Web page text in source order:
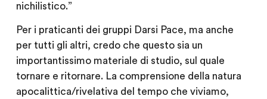
nichilistico.”
Per i praticanti dei gruppi Darsi Pace, ma anche
per tutti gli altri, credo che questo sia un
importantissimo materiale di studio, sul quale
tornare e ritornare. La comprensione della natura
apocalittica/rivelativa del tempo che viviamo,